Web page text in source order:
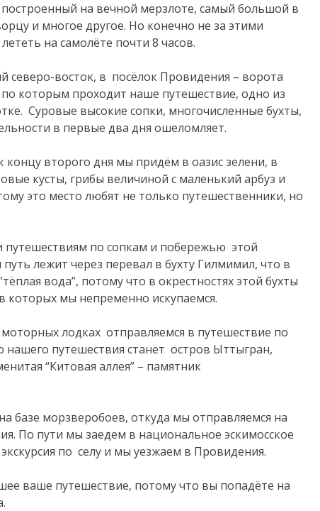
на вечной мерзлоте, самый большой в
и многое другое. Но конечно не за этими
на самолёте почти 8 часов.
северо-восток, в посёлок Провидения – ворота
которым проходит наше путешествие, одно из
Суровые высокие сопки, многочисленные бухты,
в первые два дня ошеломляет.
концу второго дня мы придём в оазис зелени, в
кусты, грибы величиной с маленький арбуз и
это место любят не только путешественники, но
по сопкам и побережью этой
лежит через перевал в бухту Гилмимил, что в
вода”, потому что в окрестностях этой бухты
которых мы непременно искупаемся.
лодках отправляемся в путешествие по
путешествия станет остров Ыттыгран,
“Китовая аллея” – памятник
базе морзверобоев, откуда мы отправляемся на
По пути мы заедем в национальное эскимосское
по селу и мы уезжаем в Провидения.
ваше путешествие, потому что вы попадёте на